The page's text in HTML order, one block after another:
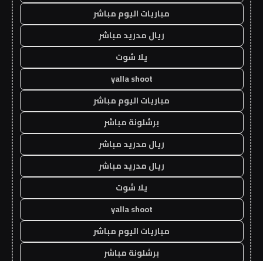
مباريات اليوم مباشر
ريال مدريد مباشر
يلا شوت
yalla shoot
مباريات اليوم مباشر
برشلونة مباشر
ريال مدريد مباشر
ريال مدريد مباشر
يلا شوت
yalla shoot
مباريات اليوم مباشر
برشلونة مباشر